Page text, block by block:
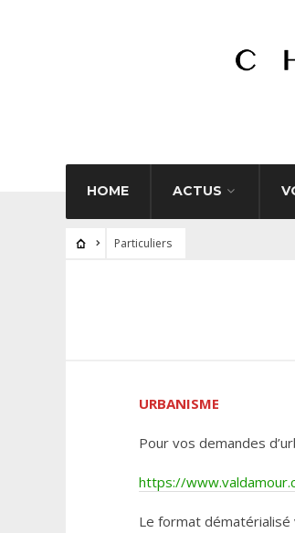
HOME ACTUS
Particuliers
URBANISME
Pour vos demandes
https://
Le format